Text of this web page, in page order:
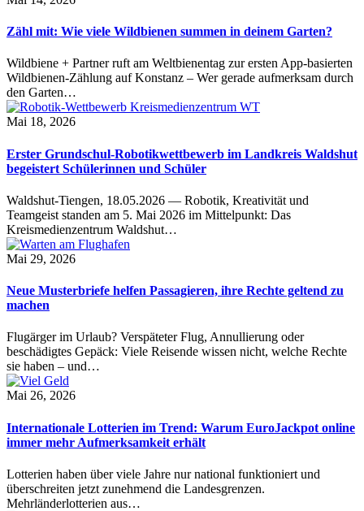
Zähl mit: Wie viele Wildbienen summen in deinem Garten?
Wildbiene + Partner ruft am Weltbienentag zur ersten App-basierten
Wildbienen-Zählung auf Konstanz – Wer gerade aufmerksam durch
den Garten…
Mai 18, 2026
Erster Grundschul-Robotikwettbewerb im Landkreis Waldshut
begeistert Schülerinnen und Schüler
Waldshut-Tiengen, 18.05.2026 — Robotik, Kreativität und
Teamgeist standen am 5. Mai 2026 im Mittelpunkt: Das
Kreismedienzentrum Waldshut…
Mai 29, 2026
Neue Musterbriefe helfen Passagieren, ihre Rechte geltend zu
machen
Flugärger im Urlaub? Verspäteter Flug, Annullierung oder
beschädigtes Gepäck: Viele Reisende wissen nicht, welche Rechte
sie haben – und…
Mai 26, 2026
Internationale Lotterien im Trend: Warum EuroJackpot online
immer mehr Aufmerksamkeit erhält
Lotterien haben über viele Jahre nur national funktioniert und
überschreiten jetzt zunehmend die Landesgrenzen.
Mehrländerlotterien aus…